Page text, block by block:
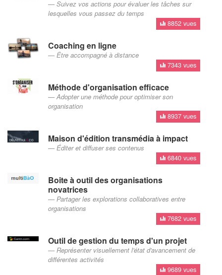
Suivez vos actions pour évaluer les tâches sur
lesquelles vous passez du temps
8852 vues
Coaching en ligne
Être accompagné à distance
7343 vues
Méthode d'organisation efficace
Adopter une méthode pour optimiser son
organisation
8937 vues
Maison d'édition transmédia à impact
Éditer et diffuser ses contenus
6840 vues
Boite à outil des organisations
novatrices
Partager les explorations collaboratives entre
organisations
7682 vues
Outil de gestion du temps d'un projet
Représenter visuellement l'état d'avancement de
différentes activités
9689 vues